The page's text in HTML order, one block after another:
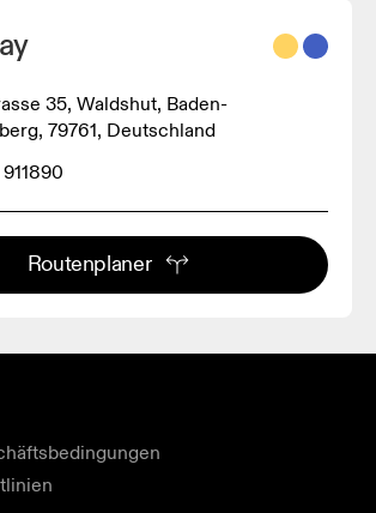
35, Waldshut, Baden-
79761, Deutschland
Routenplaner